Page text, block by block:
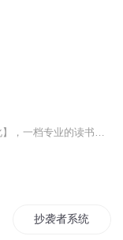
抄袭者系统